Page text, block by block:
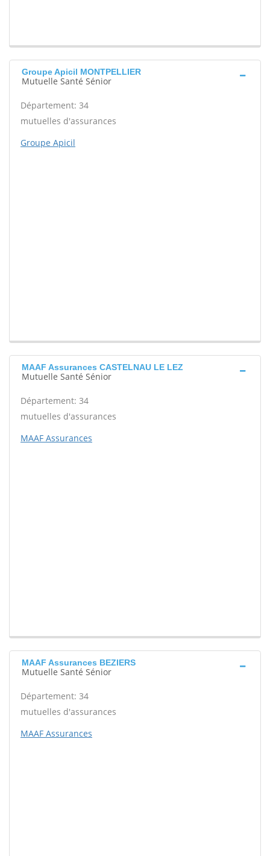
Groupe Apicil MONTPELLIER
Mutuelle Santé Sénior
Département: 34
mutuelles d'assurances
Groupe Apicil
MAAF Assurances CASTELNAU LE LEZ
Mutuelle Santé Sénior
Département: 34
mutuelles d'assurances
MAAF Assurances
MAAF Assurances BEZIERS
Mutuelle Santé Sénior
Département: 34
mutuelles d'assurances
MAAF Assurances